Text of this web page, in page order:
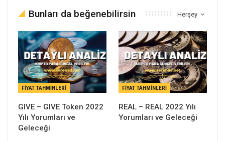
Herşey
Bunları da beğenebilirsin
FIYAT TAHMINLERI
GIVE – GIVE Token 2022
Yılı Yorumları ve
Geleceği
FIYAT TAHMINLERI
REAL – REAL 2022 Yılı
Yorumları ve Geleceği